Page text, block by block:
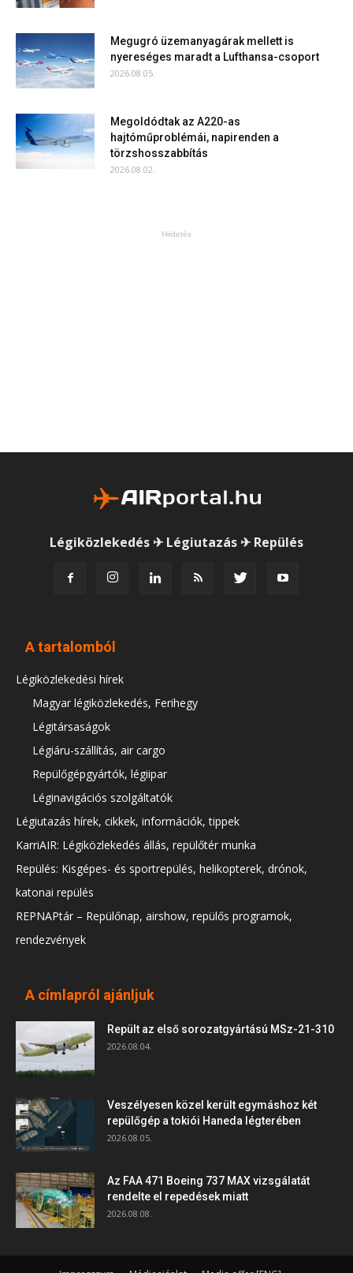
Megugró üzemanyagárak mellett is
nyereséges maradt a Lufthansa-csoport
2026.08.05.
Megoldódtak az A220-as
hajtóműproblémái, napirenden a
törzshosszabbítás
2026.08.02.
Hirdetés
Légiközlekedés ✈ Légiutazás ✈ Repülés
A tartalomból
Légiközlekedési hírek
Magyar légiközlekedés, Ferihegy
Légitársaságok
Légiáru-szállítás, air cargo
Repülőgépgyártók, légiipar
Léginavigációs szolgáltatók
Légiutazás hírek, cikkek, információk, tippek
KarriAIR: Légiközlekedés állás, repülőtér munka
Repülés: Kisgépes- és sportrepülés, helikopterek, drónok,
katonai repülés
REPNAPtár – Repülőnap, airshow, repülős programok,
rendezvények
A címlapról ajánljuk
Repült az első sorozatgyártású MSz-21-310
2026.08.04.
Veszélyesen közel került egymáshoz két
repülőgép a tokiói Haneda légterében
2026.08.05.
Az FAA 471 Boeing 737 MAX vizsgálatát
rendelte el repedések miatt
2026.08.08.